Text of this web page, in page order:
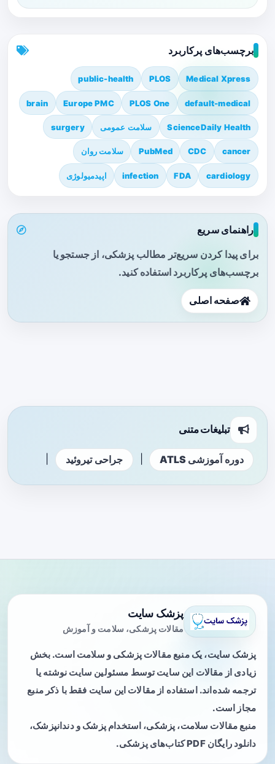
برچسب‌های پرکاربرد
Medical Xpress
PLOS
public-health
default-medical
PLOS One
Europe PMC
brain
ScienceDaily Health سلامت عمومی surgery
cancer
CDC
PubMed سلامت روان
cardiology
FDA
infection اپیدمیولوژی
راهنمای سریع
برای پیدا کردن سریع‌تر مطالب پزشکی، از جستجو یا
برچسب‌های پرکاربرد استفاده کنید.
صفحه اصلی
تبلیغات متنی
دوره آموزشی ATLS جراحی تیروئید
پزشک سایت
مقالات پزشکی، سلامت و آموزش
پزشک سایت، یک منبع مقالات پزشکی و سلامت است. بخش
زیادی از مقالات این سایت توسط مسئولین سایت نوشته یا
ترجمه شده‌اند. استفاده از مقالات این سایت فقط با ذکر منبع
مجاز است.
منبع مقالات سلامت، پزشکی، استخدام پزشک و دندانپزشک،
دانلود رایگان PDF کتاب‌های پزشکی.